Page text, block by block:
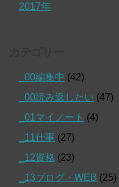
2017年
_00編集中 (42)
_00読み返したい (47)
_01マイノート (4)
_11仕事 (27)
_12資格 (23)
_13ブログ・WEB (25)